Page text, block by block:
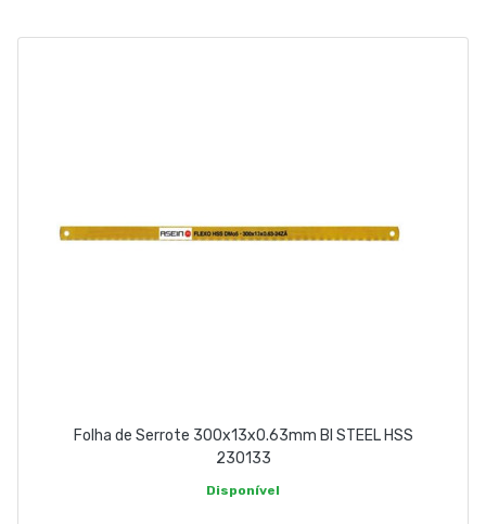
Folha de Serrote 300x13x0.63mm BI STEEL HSS
230133
Disponível